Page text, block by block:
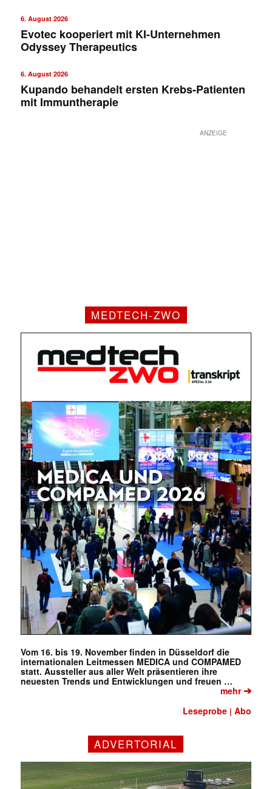
6. August 2026
Evotec kooperiert mit KI-Unternehmen
Odyssey Therapeutics
6. August 2026
Kupando behandelt ersten Krebs-Patienten
mit Immuntherapie
ANZEIGE
MEDTECH-ZWO
Vom 16. bis 19. November finden in Düsseldorf die
internationalen Leitmessen MEDICA und COMPAMED
statt. Aussteller aus aller Welt präsentieren ihre
neuesten Trends und Entwicklungen und freuen …
mehr➔
Leseprobe |Abo
ADVERTORIAL